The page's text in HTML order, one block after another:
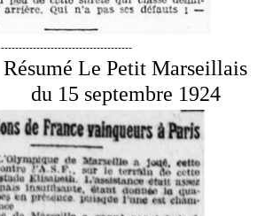
-------------------------------------
Résumé Le Petit Marseillais
du 15 septembre 1924